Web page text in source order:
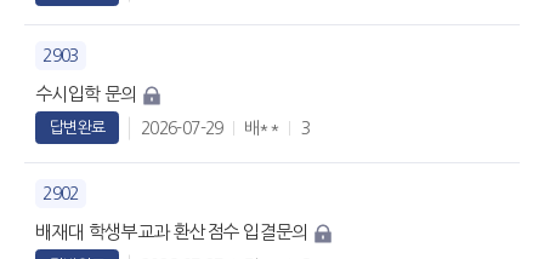
2903
수시입학 문의
답변완료 2026-07-29 배** 3
2902
배재대 학생부교과 환산점수 입결문의